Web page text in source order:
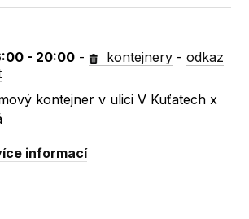
- 20:00 - kontejnery -odkaz
kontejner v ulici V Kuťatech x
informací